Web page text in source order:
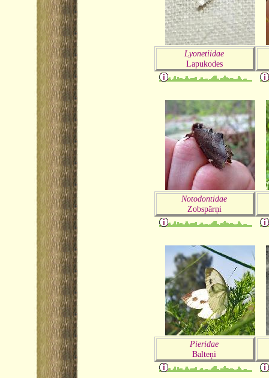
Lyonetiidae
Lapukodes
Notodontidae
Zobspārņi
Pieridae
Balteņi